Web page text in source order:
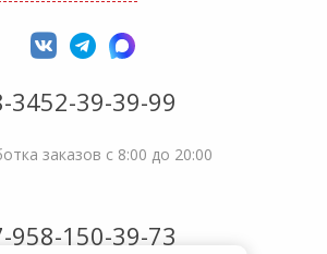
3452-39-39-99
заказов с 8:00 до 20:00
958-150-39-73